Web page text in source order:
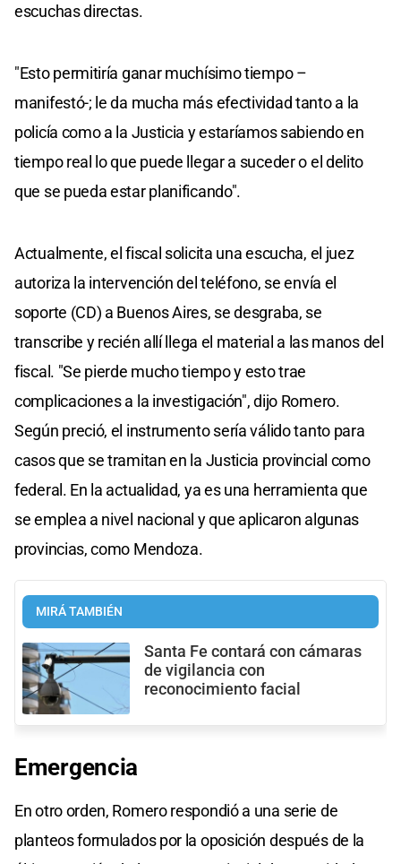
escuchas directas.
"Esto permitiría ganar muchísimo tiempo –
manifestó-; le da mucha más efectividad tanto a la
policía como a la Justicia y estaríamos sabiendo en
tiempo real lo que puede llegar a suceder o el delito
que se pueda estar planificando".
Actualmente, el fiscal solicita una escucha, el juez
autoriza la intervención del teléfono, se envía el
soporte (CD) a Buenos Aires, se desgraba, se
transcribe y recién allí llega el material a las manos del
fiscal. "Se pierde mucho tiempo y esto trae
complicaciones a la investigación", dijo Romero.
Según preció, el instrumento sería válido tanto para
casos que se tramitan en la Justicia provincial como
federal. En la actualidad, ya es una herramienta que
se emplea a nivel nacional y que aplicaron algunas
provincias, como Mendoza.
MIRÁ TAMBIÉN
Santa Fe contará con cámaras
de vigilancia con
reconocimiento facial
Emergencia
En otro orden, Romero respondió a una serie de
planteos formulados por la oposición después de la